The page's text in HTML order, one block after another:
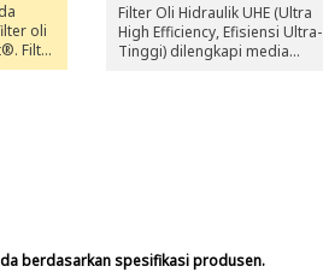
oli
Filter
Filter Oli Hidraulik UHE (Ultra
High Efficiency, Efisiensi Ultra-
Tinggi) dilengkapi media
berdasarkan spesifikasi produsen.